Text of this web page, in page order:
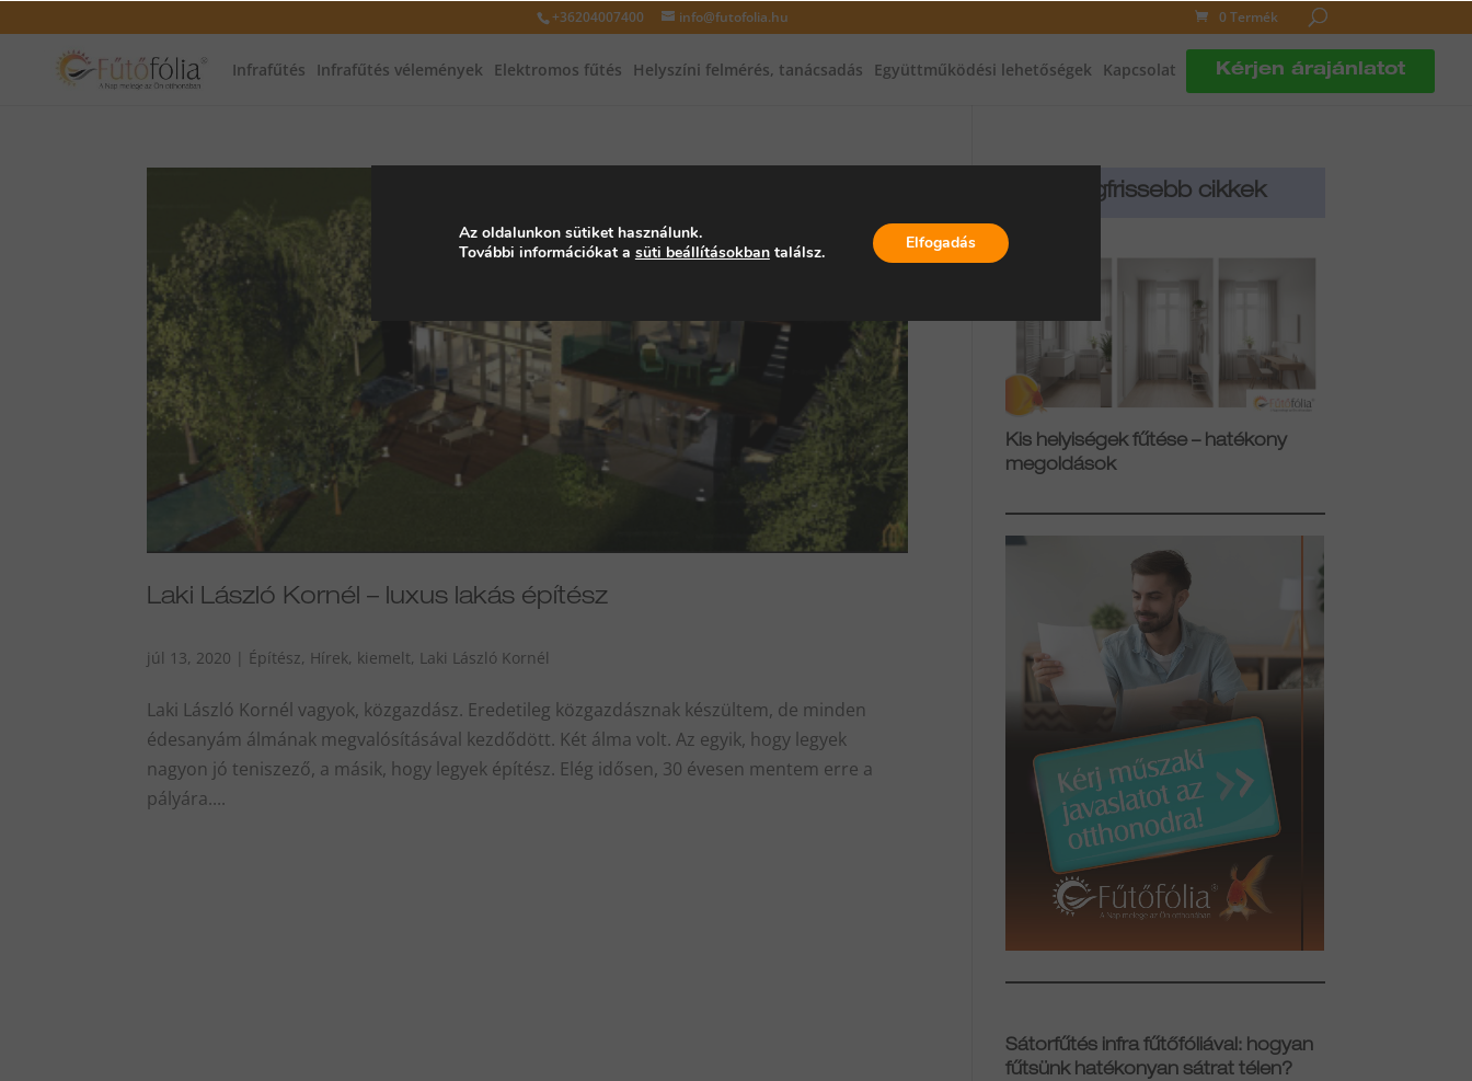
+36204007400 info@futofolia.hu 0 Termék
Infrafűtés Infrafűtés vélemények Elektromos fűtés Helyszíni felmérés, tanácsadás Együttműködési lehetőségek Kapcsolat Kérjen árajánlatot
Laki László Kornél – luxus lakás építész
júl 13, 2020 | Építész, Hírek, kiemelt, Laki László Kornél
Laki László Kornél vagyok, közgazdász. Eredetileg közgazdásznak készültem, de minden
édesanyám álmának megvalósításával kezdődött. Két álma volt. Az egyik, hogy legyek
nagyon jó teniszező, a másik, hogy legyek építész. Elég idősen, 30 évesen mentem erre a
pályára....
Legfrissebb cikkek
Kis helyiségek fűtése – hatékony
megoldások
Sátorfűtés infra fűtőfóliával: hogyan
fűtsünk hatékonyan sátrat télen?
Az oldalunkon sütiket használunk.
További információkat a süti beállításokbantalálsz. Elfogadás